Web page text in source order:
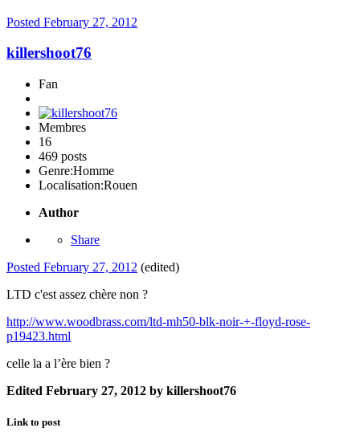
Posted February 27, 2012
killershoot76
Fan
Membres
16
469 posts
Genre:Homme
Localisation:Rouen
Author
Share
Posted February 27, 2012 (edited)
LTD c'est assez chère non ?
http://www.woodbrass.com/ltd-mh50-blk-noir-+-floyd-rose-
p19423.html
celle la a l’ère bien ?
Edited February 27, 2012 by killershoot76
Link to post